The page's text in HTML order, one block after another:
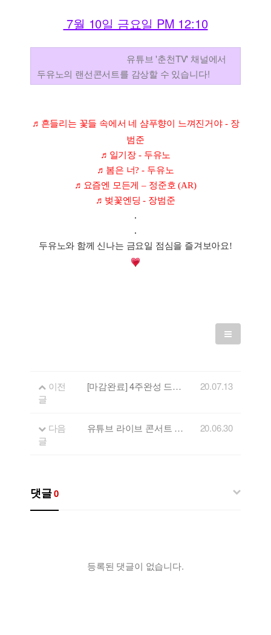
7월 10일 금요일 PM 12:10
유튜브 '춘천TV' 채널에서
두유노의 랜선콘서트를 감상할 수 있습니다!
♬ 흔들리는 꽃들 속에서 네 샴푸향이 느껴진거야 - 장
범준
♬ 일기장 - 두유노
♬ 봄은 너? - 두유노
♬ 요즘엔 모든게– 정준호(AR)
♬ 벚꽃엔딩- 장범준
.
.
두유노와 함께 신나는 금요일 점심을 즐겨보아요!
이전
글
[마감완료] 4주완성 드럼강좌 신청안내! 20.07.13
다음
글
유튜브 라이브 콘서트 'FLL' 두번째 게스트 - 모던다락방 20.06.30
댓글0
등록된 댓글이 없습니다.